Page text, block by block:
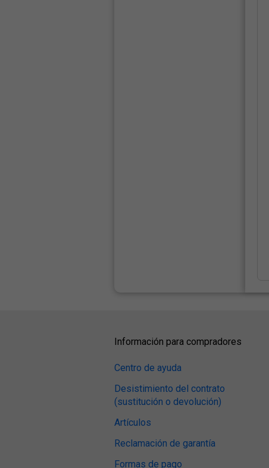
Información para compradores
Centro de ayuda
Desistimiento del contrato
(sustitución o devolución)
Artículos
Reclamación de garantía
Formas de pago